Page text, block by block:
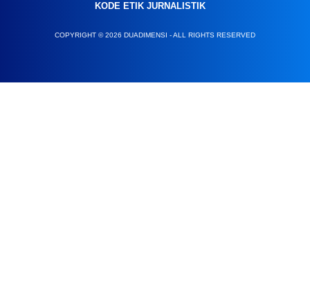
KODE ETIK JURNALISTIK
COPYRIGHT © 2026 DUADIMENSI - ALL RIGHTS RESERVED